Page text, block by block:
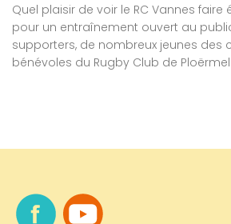
Quel plaisir de voir le RC Vannes faire
pour un entraînement ouvert au
supporters, de nombreux jeunes des
bénévoles du Rugby Club de